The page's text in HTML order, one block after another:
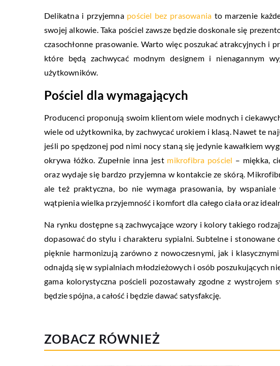
Delikatna i przyjemna pościel bez prasowania to marzenie
swojej alkowie. Taka pościel zawsze będzie doskonale się
czasochłonne prasowanie. Warto więc poszukać atrakcyjnych i
które będą zachwycać modnym designem i nienagannym
użytkowników.
Pościel dla wymagających
Producenci proponują swoim klientom wiele modnych i
wiele od użytkownika, by zachwycać urokiem i klasą. Nawet te
jeśli po spędzonej pod nimi nocy staną się jedynie kawałkiem
okrywa łóżko. Zupełnie inna jest mikrofibra pościel – miękka,
oraz wydaje się bardzo przyjemna w kontakcie ze skórą.
ale też praktyczna, bo nie wymaga prasowania, by
wątpienia wielka przyjemność i komfort dla całego ciała oraz
Na rynku dostępne są zachwycające wzory i kolory takiego
dopasować do stylu i charakteru sypialni. Subtelne i stonowane
pięknie harmonizują zarówno z nowoczesnymi, jak i
odnajdą się w sypialniach młodzieżowych i osób poszukujących
gama kolorystyczna pościeli pozostawały zgodne z
będzie spójna, a całość i będzie dawać satysfakcję.
ZOBACZ RÓWNIEŻ